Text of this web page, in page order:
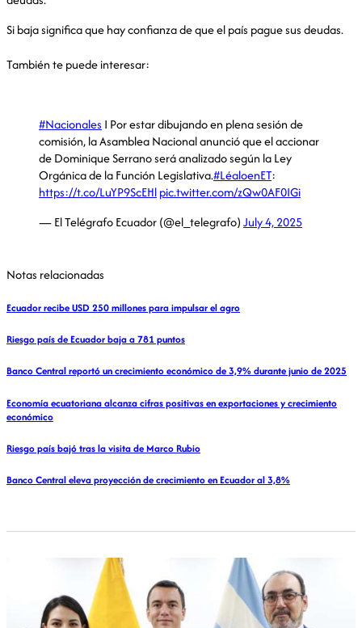
Si baja significa que hay confianza de que el país pague sus deudas.
También te puede interesar:
#Nacionales I Por estar dibujando en plena sesión de
comisión, la Asamblea Nacional anunció que el accionar
de Dominique Serrano será analizado según la Ley
Orgánica de la Función Legislativa.#LéaloenET:
https://t.co/LuYP9ScEHlpic.twitter.com/zQw0AF0IGi
— El Telégrafo Ecuador (@el_telegrafo)July 4, 2025
Notas relacionadas
Ecuador recibe USD 250 millones para impulsar el agro
Riesgo país de Ecuador baja a 781 puntos
Banco Central reportó un crecimiento económico de 3,9% durante junio de 2025
Economía ecuatoriana alcanza cifras positivas en exportaciones y crecimiento
económico
Riesgo país bajó tras la visita de Marco Rubio
Banco Central eleva proyección de crecimiento en Ecuador al 3,8%